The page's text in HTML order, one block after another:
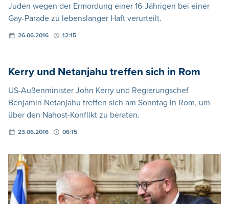
Juden wegen der Ermordung einer 16-Jährigen bei einer
Gay-Parade zu lebenslanger Haft verurteilt.
26.06.2016 12:15
Kerry und Netanjahu treffen sich in Rom
US-Außenminister John Kerry und Regierungschef
Benjamin Netanjahu treffen sich am Sonntag in Rom, um
über den Nahost-Konflikt zu beraten.
23.06.2016 06:15